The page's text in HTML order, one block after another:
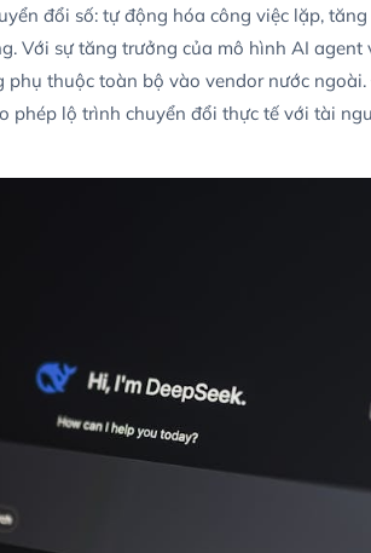
đổi số: tự động hóa công việc lặp,
Với sự tăng trưởng của mô hình AI agent
thuộc toàn bộ vào vendor nước
phép lộ trình chuyển đổi thực tế với tài